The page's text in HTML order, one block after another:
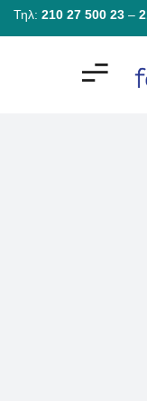
Τηλ: 210 27 500 23 –